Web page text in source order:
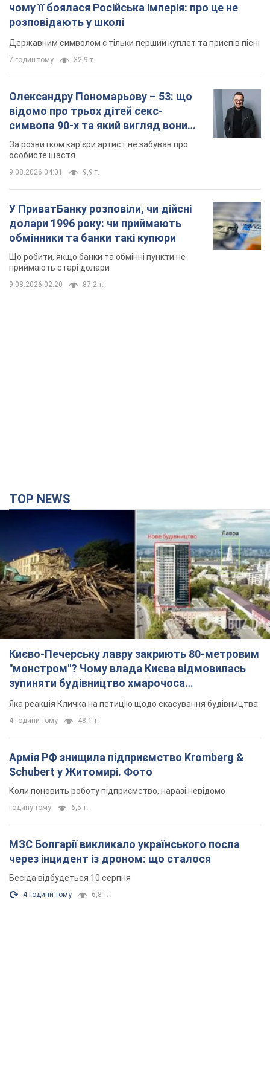
чому її боялася Російська імперія: про це не
розповідають у школі
Державним символом є тільки перший куплет та приспів пісні
7 годин тому 32,9 т.
Олександру Пономарьову – 53: що
відомо про трьох дітей секс-
символа 90-х та який вигляд вони
мають
За розвитком кар'єри артист не забував про
особисте щастя
9.08.2026 04:01 9,9 т.
У ПриватБанку розповіли, чи дійсні
долари 1996 року: чи приймають
обмінники та банки такі купюри
Що робити, якщо банки та обмінні пункти не
приймають старі долари
9.08.2026 02:20 87,2 т.
TOP NEWS
Києво-Печерську лавру закриють 80-метровим
"монстром"? Чому влада Києва відмовилась
зупиняти будівництво хмарочоса
"московського вірянина"
Яка реакція Кличка на петицію щодо скасування будівництва
4 години тому 48,1 т.
Армія РФ знищила підприємство Kromberg &
Schubert у Житомирі. Фото
Коли поновить роботу підприємство, наразі невідомо
годину тому 6,5 т.
МЗС Болгарії викликало українського посла
через інцидент із дроном: що сталося
Бесіда відбудеться 10 серпня
4 години тому 6,8 т.